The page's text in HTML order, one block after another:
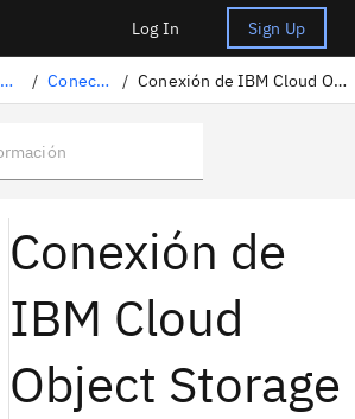
Log In Sign Up
Preparación de datos / Conectores / Conexión de IBM Cloud Object Storage
Conexión de
IBM Cloud
Object Storage